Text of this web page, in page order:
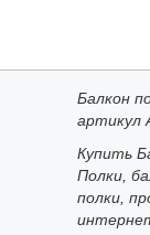
Балкон
артикул
Купить
Полки,
полки,